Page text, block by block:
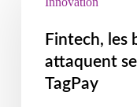
Fintech, les
attaquent
TagPay